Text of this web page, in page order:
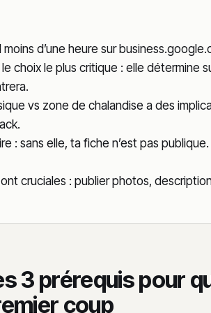
d’une heure sur
choix le plus critique : elle détermine
vs zone de chalandise a des
: sans elle, ta fiche n’est pas
cruciales : publier photos,
3 prérequis pour
coup